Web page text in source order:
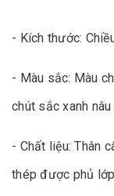
- Kích thước:
- Màu sắc: Màu
chút sắc xanh
- Chất liệu: Thân
thép được phủ